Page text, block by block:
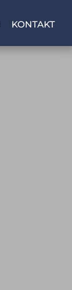
KONTAKT